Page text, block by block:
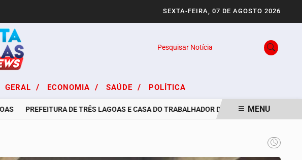
SEXTA-FEIRA, 07 DE AGOSTO 2026
Pesquisar Notícia
GERAL / ECONOMIA / SAÚDE / POLÍTICA
PREFEITURA DE TRÊS LAGOAS E CASA DO TRABALHADOR DIVULGAM VAGAS DE
MENU